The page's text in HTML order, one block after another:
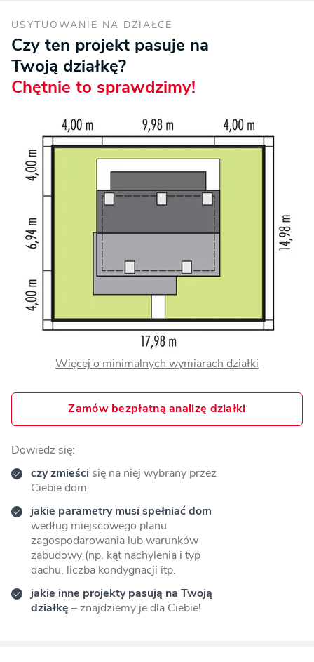
USYTUOWANIE NA DZIAŁCE
Czy ten projekt pasuje na
Twoją działkę?
Chętnie to sprawdzimy!
Więcej o minimalnych wymiarach działki
Zamów bezpłatną analizę działki
Dowiedz się:
czy zmieści się na niej wybrany przez
Ciebie dom
jakie parametry musi spełniać dom
według miejscowego planu
zagospodarowania lub warunków
zabudowy (np. kąt nachylenia i typ
dachu, liczba kondygnacji itp.
jakie inne projekty pasują na Twoją
działkę – znajdziemy je dla Ciebie!